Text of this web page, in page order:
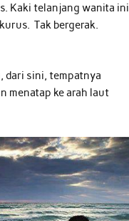
Kaki telanjang wanita ini
Tak bergerak.
dari sini, tempatnya
menatap ke arah laut